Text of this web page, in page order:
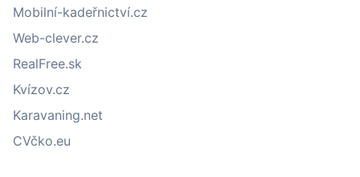
Mobilní-kadeřnictví.cz
Web-clever.cz
RealFree.sk
Kvízov.cz
Karavaning.net
CVčko.eu